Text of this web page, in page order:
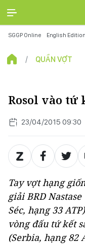
SGGP Online English Edition
QUẦN VỢT
Rosol vào tứ
23/04/2015 09:30
Tay vợt hạng
giải BRD
Séc, hạng 33
vòng đấu tứ kết
(Serbia, hạng 82